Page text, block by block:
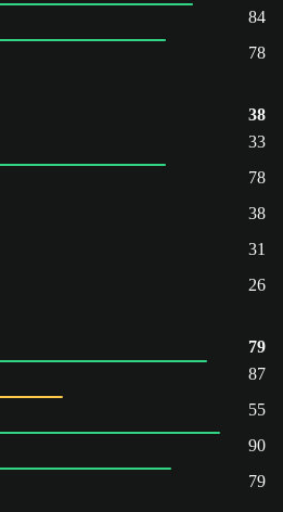
84
78
38
33
78
38
31
26
79
87
55
90
79